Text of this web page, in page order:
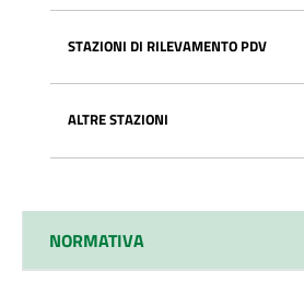
STAZIONI DI RILEVAMENTO PDV
ALTRE STAZIONI
NORMATIVA